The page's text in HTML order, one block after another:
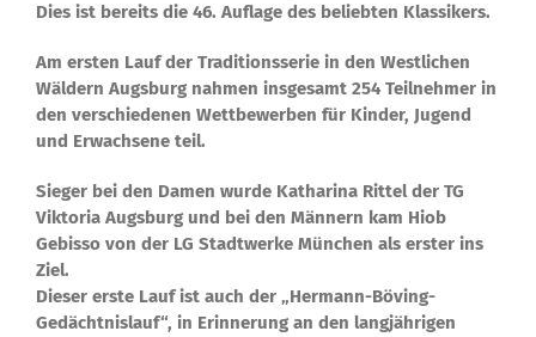
Dies ist bereits die 46. Auflage des beliebten Klassikers.
Am ersten Lauf der Traditionsserie in den Westlichen
Wäldern Augsburg nahmen insgesamt 254 Teilnehmer in
den verschiedenen Wettbewerben für Kinder, Jugend
und Erwachsene teil.
Sieger bei den Damen wurde Katharina Rittel der TG
Viktoria Augsburg und bei den Männern kam Hiob
Gebisso von der LG Stadtwerke München als erster ins
Ziel.
Dieser erste Lauf ist auch der „Hermann-Böving-
Gedächtnislauf“, in Erinnerung an den langjährigen